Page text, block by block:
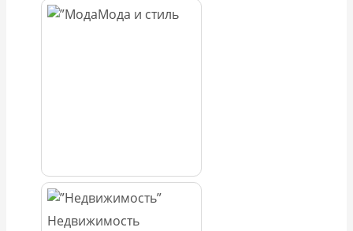
Мода и стиль
Недвижимость